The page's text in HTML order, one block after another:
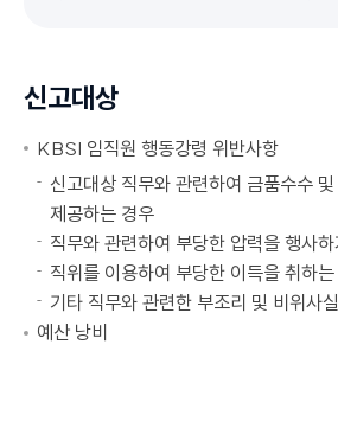
신고대상
KBSI 임직원 행동강령 위반사항
신고대상 직무와 관련하여 금품수수
제공하는 경우
직무와 관련하여 부당한 압력을 행사
직위를 이용하여 부당한 이득을 취하
기타 직무와 관련한 부조리 및 비위사
예산 낭비